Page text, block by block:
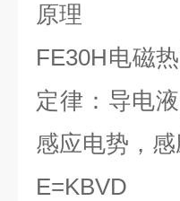
原理
FE30H电磁
定律：导电
感应电势，
E=KBVD